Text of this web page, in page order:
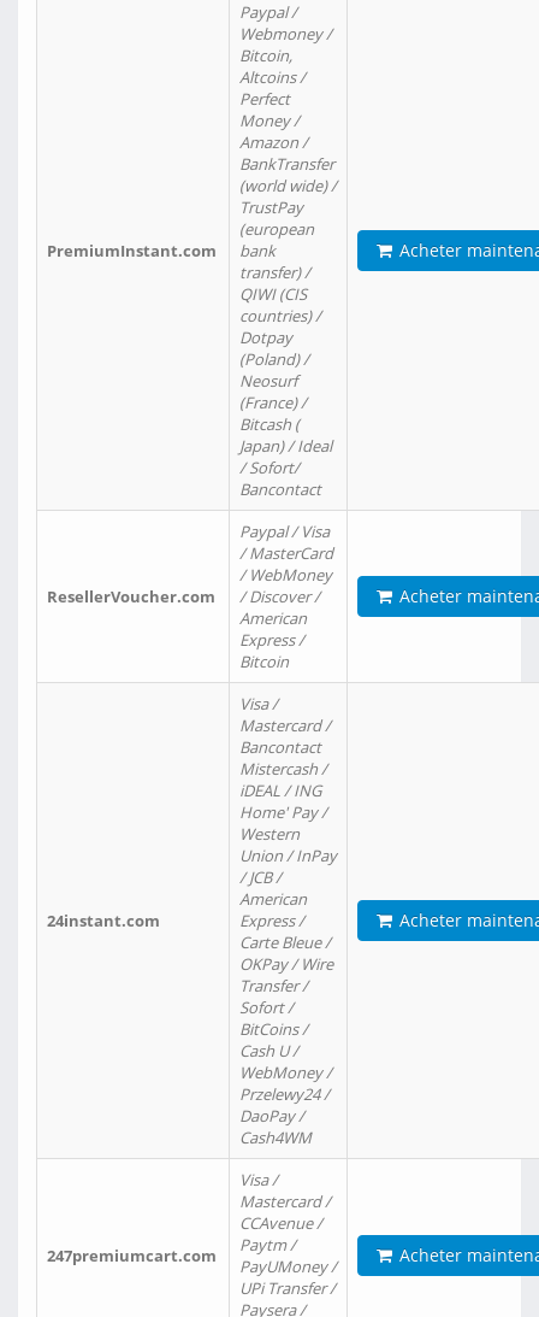
PremiumInstant.com
Paypal /
Webmoney /
Bitcoin,
Altcoins /
Perfect
Money /
Amazon /
BankTransfer
(world wide) /
TrustPay
(european
bank
transfer) /
QIWI (CIS
countries) /
Dotpay
(Poland) /
Neosurf
(France) /
Bitcash (
Japan) / Ideal
/ Sofort/
Bancontact
Acheter
ResellerVoucher.com
Paypal / Visa
/ MasterCard
/ WebMoney
/ Discover /
American
Express /
Bitcoin
Acheter
24instant.com
Visa /
Mastercard /
Bancontact
Mistercash /
iDEAL / ING
Home' Pay /
Western
Union / InPay
/ JCB /
American
Express /
Carte Bleue /
OKPay / Wire
Transfer /
Sofort /
BitCoins /
Cash U /
WebMoney /
Przelewy24 /
DaoPay /
Cash4WM
Acheter
247premiumcart.com
Visa /
Mastercard /
CCAvenue /
Paytm /
PayUMoney /
UPi Transfer /
Paysera /
Acheter